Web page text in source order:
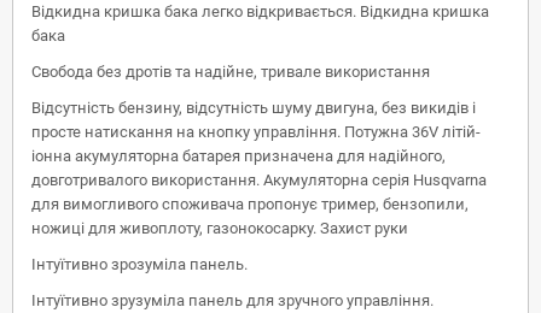
Відкидна кришка бака легко відкривається. Відкидна кришка
бака
Cвобода без дротів та надійне, тривале використання
Відсутність бензину, відсутність шуму двигуна, без викидів і
просте натискання на кнопку управління. Потужна 36V літій-
іонна акумуляторна батарея призначена для надійного,
довготривалого використання. Акумуляторна серія Husqvarna
для вимогливого споживача пропонує тример, бензопили,
ножиці для живоплоту, газонокосарку. Захист руки
Інтуїтивно зрозуміла панель.
Інтуїтивно зрузуміла панель для зручного управління.